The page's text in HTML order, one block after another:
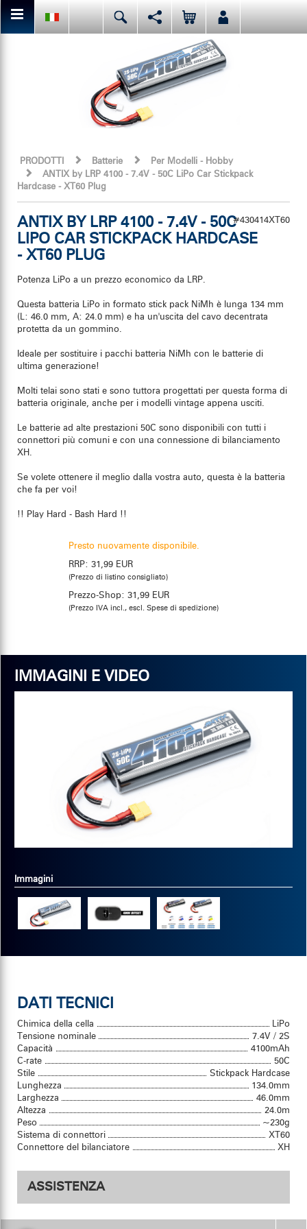
PRODOTTI Batterie
Per Modelli - Hobby
ANTIX by LRP 4100 - 7.4V - 50C LiPo Car Stickpack
Hardcase - XT60 Plug
ANTIX BY LRP 4100 - 7.4V - 50C
LIPO CAR STICKPACK HARDCASE
- XT60 PLUG
Potenza LiPo a un prezzo economico da LRP.
Questa batteria LiPo in formato stick pack NiMh è lunga 134 mm
(L: 46.0 mm, A: 24.0 mm) e ha un'uscita del cavo decentrata
protetta da un gommino.
Ideale per sostituire i pacchi batteria NiMh con le batterie di
ultima generazione!
Molti telai sono stati e sono tuttora progettati per questa forma di
batteria originale, anche per i modelli vintage appena usciti.
Le batterie ad alte prestazioni 50C sono disponibili con tutti i
connettori più comuni e con una connessione di bilanciamento
XH.
Se volete ottenere il meglio dalla vostra auto, questa è la batteria
che fa per voi!
!! Play Hard - Bash Hard !!
#430414XT60
Presto nuovamente disponibile.
RRP: 31,99 EUR
(Prezzo di listino consigliato)
Prezzo-Shop: 31,99 EUR
(Prezzo IVA incl., escl. Spese di spedizione)
IMMAGINI E VIDEO
Immagini
DATI TECNICI
Chimica della cella
LiPo
Tensione nominale
7.4V / 2S
Capacità
4100mAh
C-rate
50C
Stile
Stickpack Hardcase
Lunghezza
134.0mm
Larghezza
46.0mm
Altezza
24.0m
Peso
~230g
Sistema di connettori
XT60
Connettore del bilanciatore
XH
ASSISTENZA
English Español
日本語
Da qui puoi condividere o mettere mi piace al contenuto della
facebook.